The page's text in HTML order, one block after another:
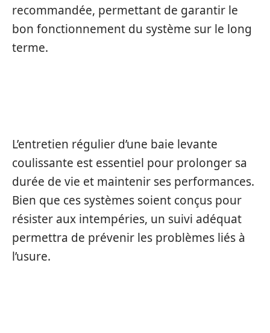
recommandée, permettant de garantir le
bon fonctionnement du système sur le long
terme.
L’entretien régulier d’une baie levante
coulissante est essentiel pour prolonger sa
durée de vie et maintenir ses performances.
Bien que ces systèmes soient conçus pour
résister aux intempéries, un suivi adéquat
permettra de prévenir les problèmes liés à
l’usure.